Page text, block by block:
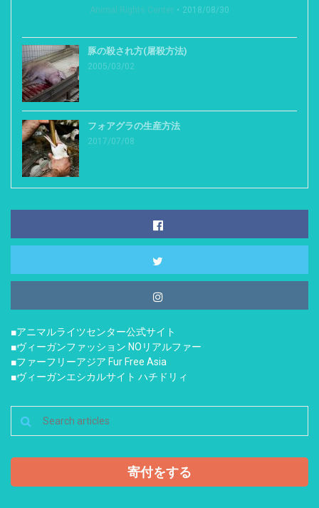
Animal Rights Center 2018/08/30
豚の殺され方(屠殺方法)
2005/03/02
フォアグラの生産方法
2017/07/08
■アニマルライツセンター公式サイト
■ヴィーガンファッション NOリアルファー
■ファーフリーアジア Fur Free Asia
■ヴィーガンエシカルサイト ハチドリィ
寄付をする